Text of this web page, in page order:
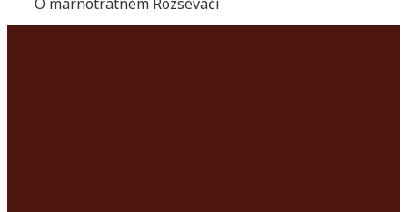
O marnotratném Rozsévači